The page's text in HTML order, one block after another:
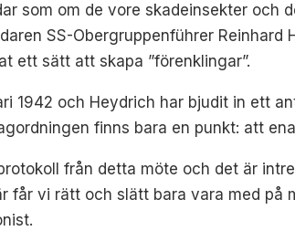
som om de vore skadeinsekter och
SS-Obergruppenführer
ett sätt att skapa ”förenklingar”.
1942 och Heydrich har bjudit in ett
finns bara en punkt: att
från detta möte och det är
får vi rätt och slätt bara vara med